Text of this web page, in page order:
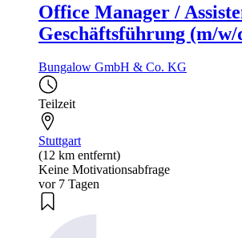
Office Manager /
Geschäftsführung (m/
Bungalow GmbH & Co. KG
Teilzeit
Stuttgart
(12 km entfernt)
Keine Motivationsabfrage
vor 7 Tagen